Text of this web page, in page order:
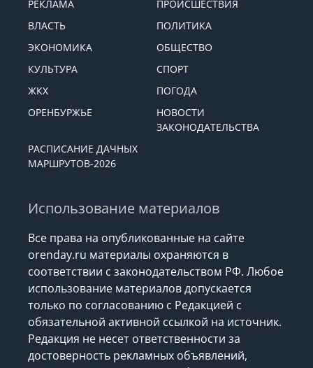
РЕКЛАМА
ПРОИСШЕСТВИЯ
ВЛАСТЬ
ПОЛИТИКА
ЭКОНОМИКА
ОБЩЕСТВО
КУЛЬТУРА
СПОРТ
ЖКХ
ПОГОДА
ОРЕНБУРЖЬЕ
НОВОСТИ
ЗАКОНОДАТЕЛЬСТВА
РАСПИСАНИЕ ДАЧНЫХ
МАРШРУТОВ-2026
Использование материалов
Все права на опубликованные на сайте
orenday.ru материалы охраняются в
соответствии с законодательством РФ. Любое
использование материалов допускается
только по согласованию с Редакцией с
обязательной активной ссылкой на источник.
Редакция не несет ответственности за
достоверность рекламных объявлений,